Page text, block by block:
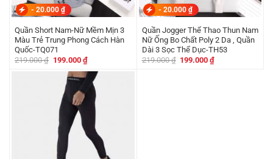
- 20.000 ₫
Quần Short Nam-Nữ Mềm Mịn 3
Màu Trẻ Trung Phong Cách Hàn
Quốc-TQ071
219.000₫ Giá
219.000 ₫.
199.000 ₫Giá
hiện
tại
là:
199.000 ₫.
- 20.000 ₫
Quần Jogger Thể Thao Thun Nam
Nữ Ống Bo Chất Poly 2 Da , Quần
Dài 3 Sọc Thể Dục-TH53
219.000₫ Giá
199.000₫Giá